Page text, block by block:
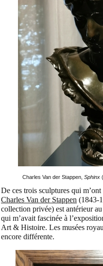
Charles Van der Stappen, Sphinx
De ces trois sculptures qui
Charles Van der Stappen (1843-
collection privée) est antérieur au
qui m’avait fascinée à
Art & Histoire. Les musées
encore différente.